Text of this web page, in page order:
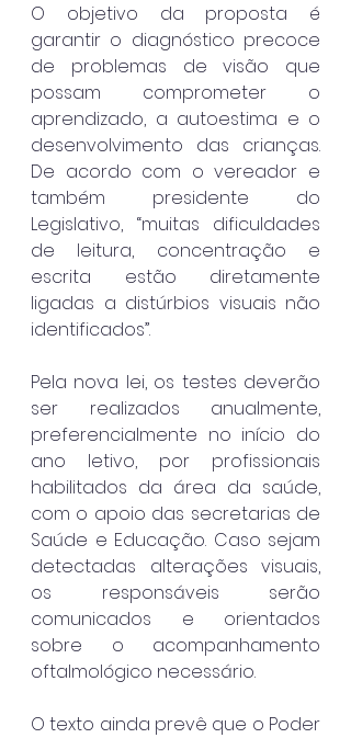
O objetivo da proposta é
garantir o diagnóstico precoce
de problemas de visão que
possam comprometer o
aprendizado, a autoestima e o
desenvolvimento das crianças.
De acordo com o vereador e
também presidente do
Legislativo, “muitas dificuldades
de leitura, concentração e
escrita estão diretamente
ligadas a distúrbios visuais não
identificados”.
Pela nova lei, os testes deverão
ser realizados anualmente,
preferencialmente no início do
ano letivo, por profissionais
habilitados da área da saúde,
com o apoio das secretarias de
Saúde e Educação. Caso sejam
detectadas alterações visuais,
os responsáveis serão
comunicados e orientados
sobre o acompanhamento
oftalmológico necessário.
O texto ainda prevê que o Poder